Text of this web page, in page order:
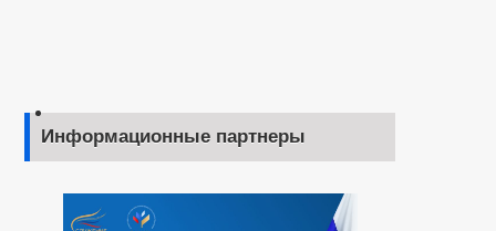
Информационные партнеры